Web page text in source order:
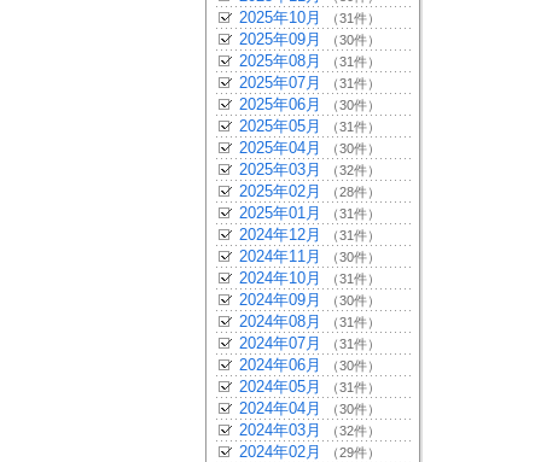
2025年10月 （31件）
2025年09月 （30件）
2025年08月 （31件）
2025年07月 （31件）
2025年06月 （30件）
2025年05月 （31件）
2025年04月 （30件）
2025年03月 （32件）
2025年02月 （28件）
2025年01月 （31件）
2024年12月 （31件）
2024年11月 （30件）
2024年10月 （31件）
2024年09月 （30件）
2024年08月 （31件）
2024年07月 （31件）
2024年06月 （30件）
2024年05月 （31件）
2024年04月 （30件）
2024年03月 （32件）
2024年02月 （29件）